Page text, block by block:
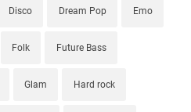
Disco Dream Pop Emo
Folk Future Bass
Glam Hard rock